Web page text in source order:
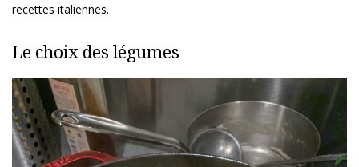
recettes italiennes.
Le choix des légumes